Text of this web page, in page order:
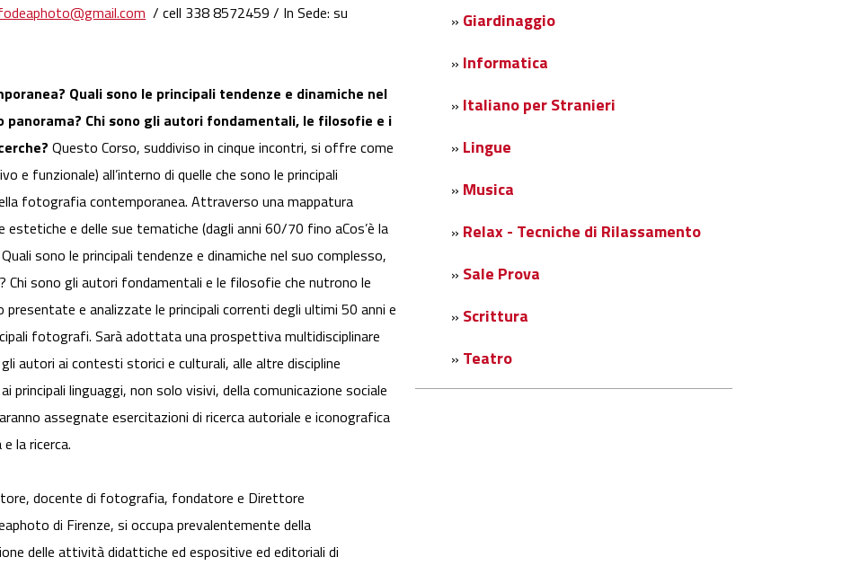
/ cell 338 8572459 / In Sede: su
Quali sono le principali tendenze e dinamiche nel
panorama? Chi sono gli autori fondamentali, le filosofie e i
Questo Corso, suddiviso in cinque incontri, si offre come
e funzionale) all’interno di quelle che sono le principali
fotografia contemporanea. Attraverso una mappatura
e delle sue tematiche (dagli anni 60/70 fino aCos’è la
sono le principali tendenze e dinamiche nel suo complesso,
Chi sono gli autori fondamentali e le filosofie che nutrono le
presentate e analizzate le principali correnti degli ultimi 50 anni e
fotografi. Sarà adottata una prospettiva multidisciplinare
autori ai contesti storici e culturali, alle altre discipline
principali linguaggi, non solo visivi, della comunicazione sociale
assegnate esercitazioni di ricerca autoriale e iconografica
la ricerca.
docente di fotografia, fondatore e Direttore
di Firenze, si occupa prevalentemente della
delle attività didattiche ed espositive ed editoriali di
» Giardinaggio
» Informatica
» Italiano per Stranieri
» Lingue
» Musica
» Relax - Tecniche di Rilassamento
» Sale Prova
» Scrittura
» Teatro